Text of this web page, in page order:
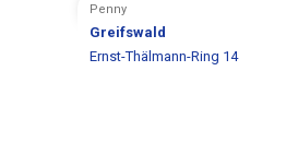
Penny
Greifswald
Ernst-Thälmann-Ring 14